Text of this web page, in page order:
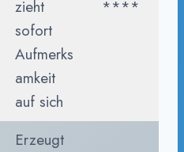
zieht
sofort
Aufmerks
amkeit
auf sich
****
Erzeugt